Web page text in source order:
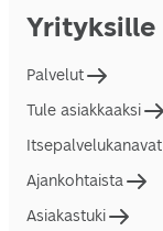
Yrityksille
Palvelut
Tule asiakkaaksi
Itsepalvelukanavat
Ajankohtaista
Asiakastuki